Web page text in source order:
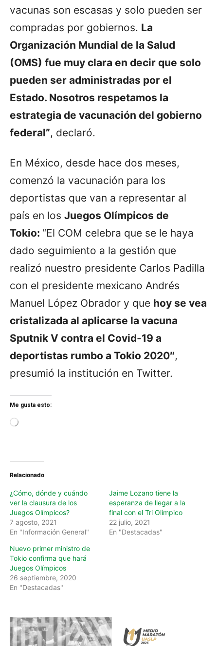
vacunas son escasas y solo pueden ser
compradas por gobiernos. La
Organización Mundial de la Salud
(OMS) fue muy clara en decir que solo
pueden ser administradas por el
Estado. Nosotros respetamos la
estrategia de vacunación del gobierno
federal”, declaró.
En México, desde hace dos meses,
comenzó la vacunación para los
deportistas que van a representar al
país en los Juegos Olímpicos de
Tokio: “El COM celebra que se le haya
dado seguimiento a la gestión que
realizó nuestro presidente Carlos Padilla
con el presidente mexicano Andrés
Manuel López Obrador y que hoy se vea
cristalizada al aplicarse la vacuna
Sputnik V contra el Covid-19 a
deportistas rumbo a Tokio 2020″,
presumió la institución en Twitter.
Me gusta esto:
g
Relacionado
¿Cómo, dónde y cuándo
ver la clausura de los
Juegos Olímpicos?
7 agosto, 2021
En "Información General"
Jaime Lozano tiene la
esperanza de llegar a la
final con el Tri Olímpico
22 julio, 2021
En "Destacadas"
Nuevo primer ministro de
Tokio confirma que hará
Juegos Olímpicos
26 septiembre, 2020
En "Destacadas"